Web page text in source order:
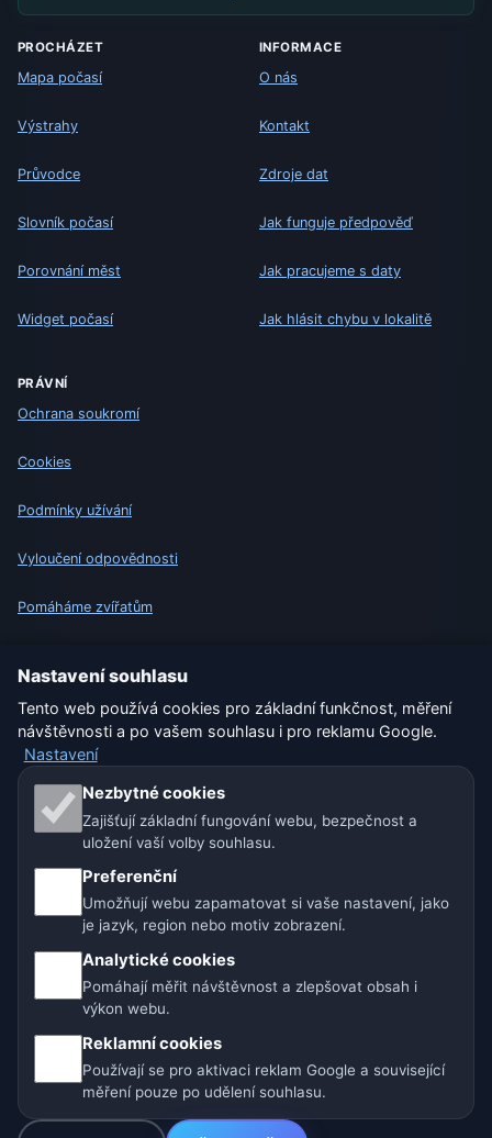
PROCHÁZET
Mapa počasí
Výstrahy
Průvodce
Slovník počasí
Porovnání měst
Widget počasí
INFORMACE
O nás
Kontakt
Zdroje dat
Jak funguje předpověď
Jak pracujeme s daty
Jak hlásit chybu v lokalitě
PRÁVNÍ
Ochrana soukromí
Cookies
Podmínky užívání
Vyloučení odpovědnosti
Pomáháme zvířatům
Nastavení
Naše weby o počasí:
🇨🇿 Česko 🇭🇷 Chorvatsko 🇧🇬 Bulharsko
🇩🇪🇦🇹🇨🇭 Německo / Rakousko / Švýcarsko
🌎 Latinská Amerika a Španělsko
🇮🇳 Jižní a jihovýchodní Asie
Provozovatel: Spolek Minizoo.cz z.s. | IČO: 21135550 |
info@pocasi.online
© 2026 Počasí Online · Meteorologická data: MET Norway · Open-
Meteo. Výstrahy počasí: ČHMÚ.
Nastavení souhlasu
Tento web používá cookies pro základní funkčnost, měření
návštěvnosti a po vašem souhlasu i pro reklamu Google.
Nastavení
Nezbytné cookies
Zajišťují základní fungování webu, bezpečnost a
uložení vaší volby souhlasu.
Preferenční
Umožňují webu zapamatovat si vaše nastavení, jako
je jazyk, region nebo motiv zobrazení.
Analytické cookies
Pomáhají měřit návštěvnost a zlepšovat obsah i
výkon webu.
Reklamní cookies
Používají se pro aktivaci reklam Google a související
měření pouze po udělení souhlasu.